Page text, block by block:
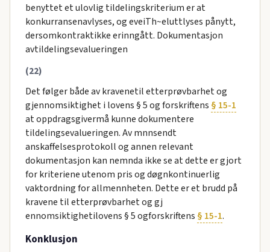
benyttet et ulovlig tildelingskriterium er at
konkurransenavlyses, og eveiTh~eluttlyses pånytt,
dersomkontraktikke erinngått. Dokumentasjon
avtildelingsevalueringen
(22)
Det følger både av kravenetil etterprøvbarhet og
gjennomsiktighet i lovens § 5 og forskriftens § 15-1
at oppdragsgivermå kunne dokumentere
tildelingsevalueringen. Av mnnsendt
anskaffelsesprotokoll og annen relevant
dokumentasjon kan nemnda ikke se at dette er gjort
for kriteriene utenom pris og døgnkontinuerlig
vaktordning for allmennheten. Dette er et brudd på
kravene til etterprøvbarhet og gj
ennomsiktighetilovens § 5 ogforskriftens § 15-1.
Konklusjon